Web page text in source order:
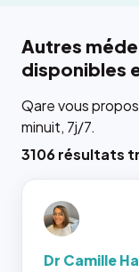
Autres
disponibles
Qare vous
minuit, 7j/7.
3106 résultats
Dr Camille